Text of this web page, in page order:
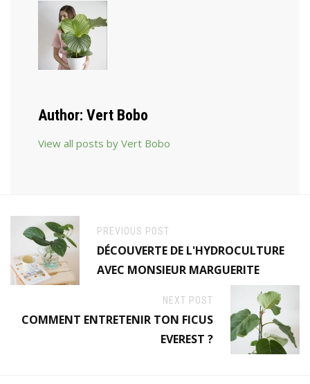
Author: Vert Bobo
View all posts by Vert Bobo
PREVIOUS POST
DÉCOUVERTE DE L'HYDROCULTURE
AVEC MONSIEUR MARGUERITE
NEXT POST
COMMENT ENTRETENIR TON FICUS
EVEREST ?